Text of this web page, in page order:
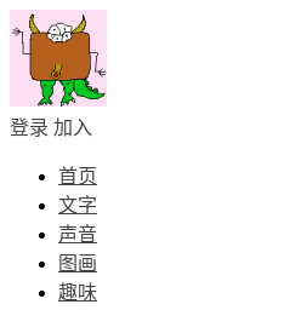
登录 加入
首页
文字
声音
图画
趣味